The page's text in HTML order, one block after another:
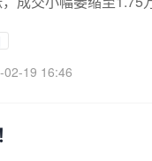
02-19 16:46